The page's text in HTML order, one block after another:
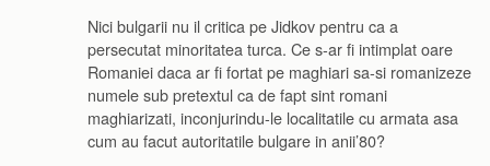
Nici bulgarii nu il critica pe Jidkov pentru ca a
persecutat minoritatea turca. Ce s-ar fi intimplat oare
Romaniei daca ar fi fortat pe maghiari sa-si romanizeze
numele sub pretextul ca de fapt sint romani
maghiarizati, inconjurindu-le localitatile cu armata asa
cum au facut autoritatile bulgare in anii’80?